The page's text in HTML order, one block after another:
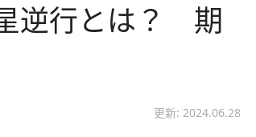
逆行とは？ 期
更新: 2024.06.28